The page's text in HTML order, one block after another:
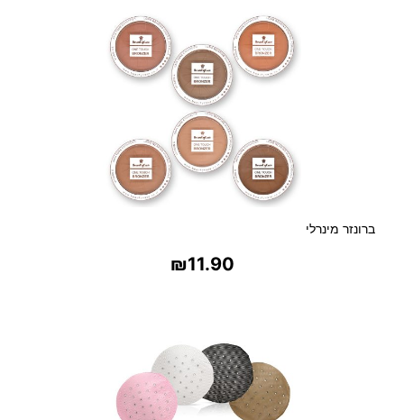
ברונזר מינרלי
₪11.90